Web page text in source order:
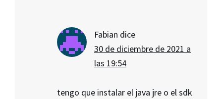
Fabian dice
30 de diciembre de 2021 a
las 19:54
tengo que instalar el java jre o el sdk